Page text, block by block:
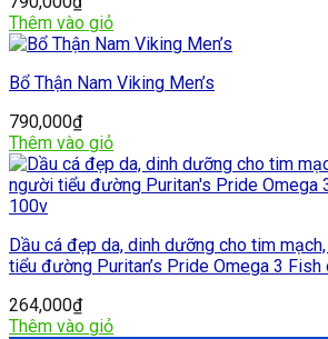
Thêm vào giỏ
Bổ Thận Nam Viking Men’s
790,000₫
Thêm vào giỏ
Dầu cá đẹp da, dinh dưỡng cho tim
tiểu đường Puritan’s Pride Omega 3
264,000₫
Thêm vào giỏ